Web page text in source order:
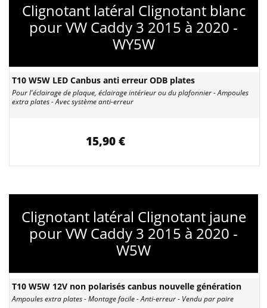
Clignotant latéral Clignotant blanc
pour VW Caddy 3 2015 à 2020 -
WY5W
T10 W5W LED Canbus anti erreur ODB plates
Pour l'éclairage de plaque, éclairage intérieur ou du plafonnier - Ampoules
extra plates - Avec système anti-erreur
15,90 €
Clignotant latéral Clignotant jaune
pour VW Caddy 3 2015 à 2020 -
W5W
T10 W5W 12V non polarisés canbus nouvelle génération
Ampoules extra plates - Montage facile - Anti-erreur - Vendu par paire